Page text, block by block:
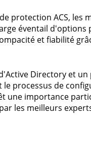
protection ACS, les
éventail d'options
et fiabilité
Directory et
processus de
une importance
les meilleurs